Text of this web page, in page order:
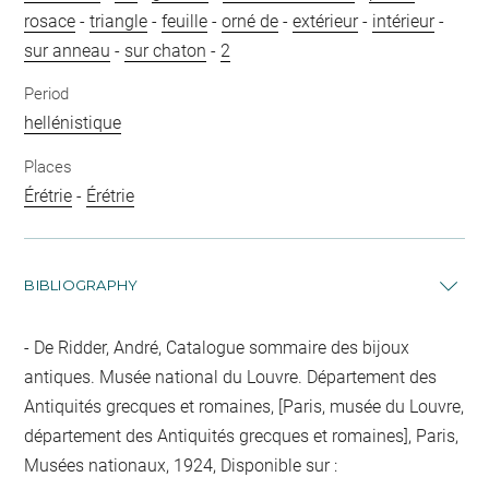
rosace -triangle -feuille -orné de -extérieur- intérieur-
sur anneau - sur chaton - 2
Period
hellénistique
Places
Érétrie - Érétrie
BIBLIOGRAPHY
De Ridder, André, Catalogue sommaire des bijoux
antiques. Musée national du Louvre. Département des
Antiquités grecques et romaines, [Paris, musée du Louvre,
département des Antiquités grecques et romaines], Paris,
Musées nationaux, 1924, Disponible sur :